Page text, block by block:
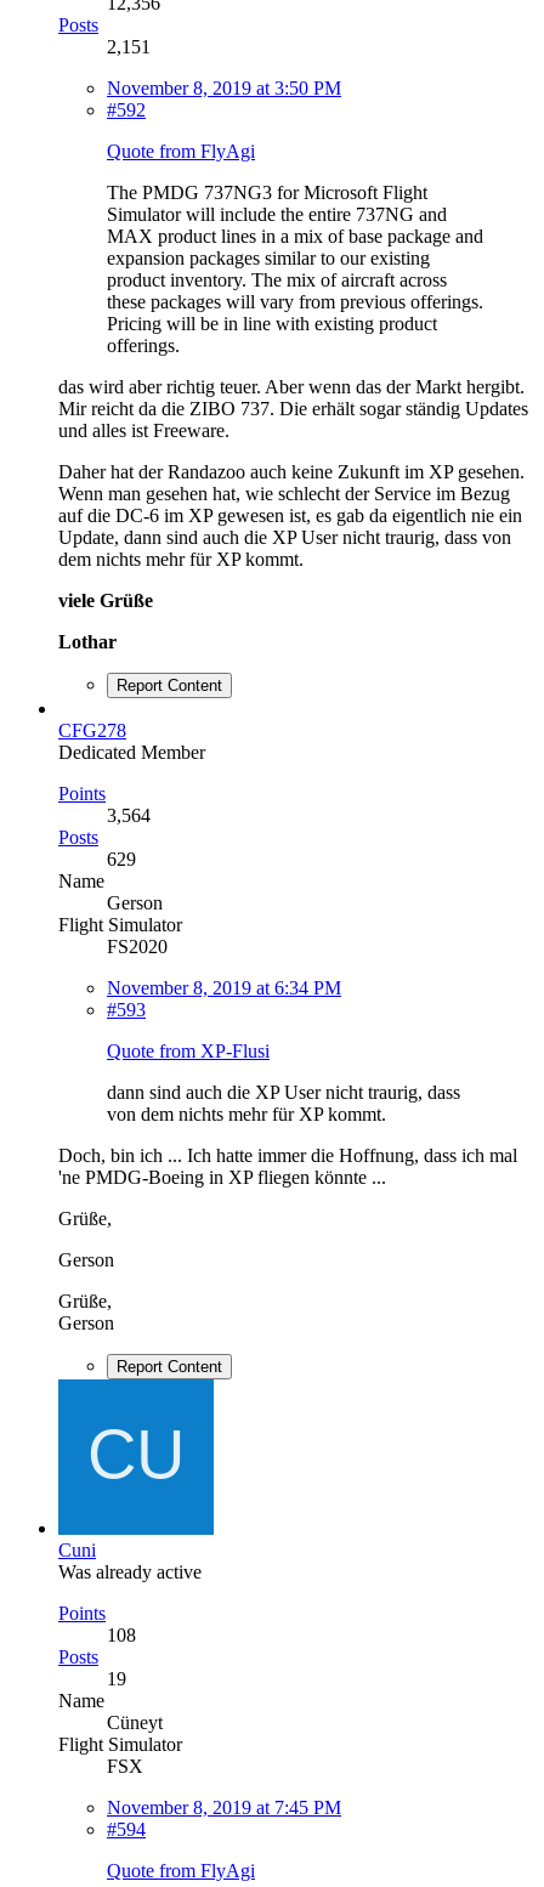
Posts
2,151
November 8, 2019 at 3:50 PM
#592
Quote from FlyAgi
The PMDG 737NG3 for Microsoft Flight
Simulator will include the entire 737NG and
MAX product lines in a mix of base package and
expansion packages similar to our existing
product inventory. The mix of aircraft across
these packages will vary from previous offerings.
Pricing will be in line with existing product
offerings.
das wird aber richtig teuer. Aber wenn das der Markt hergibt.
Mir reicht da die ZIBO 737. Die erhält sogar ständig Updates
und alles ist Freeware.
Daher hat der Randazoo auch keine Zukunft im XP gesehen.
Wenn man gesehen hat, wie schlecht der Service im Bezug
auf die DC-6 im XP gewesen ist, es gab da eigentlich nie ein
Update, dann sind auch die XP User nicht traurig, dass von
dem nichts mehr für XP kommt.
viele Grüße
Lothar
Report Content
CFG278
Dedicated Member
Points
3,564
Posts
629
Name
Gerson
Flight Simulator
FS2020
November 8, 2019 at 6:34 PM
#593
Quote from XP-Flusi
dann sind auch die XP User nicht traurig, dass
von dem nichts mehr für XP kommt.
Doch, bin ich ... Ich hatte immer die Hoffnung, dass ich mal
'ne PMDG-Boeing in XP fliegen könnte ...
Grüße,
Gerson
Grüße,
Gerson
Report Content
Cuni
Was already active
Points
108
Posts
19
Name
Cüneyt
Flight Simulator
FSX
November 8, 2019 at 7:45 PM
#594
Quote from FlyAgi